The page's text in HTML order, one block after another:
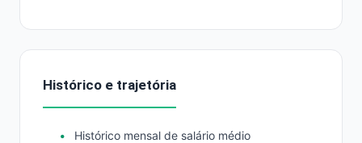
Histórico e trajetória
Histórico mensal de salário médio